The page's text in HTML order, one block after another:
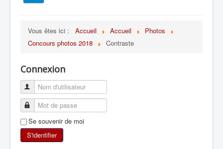
TOUT SUR LE GUMS
ESCALADE
ALPINISME
SKI DE RANDONNÉE
Vous êtes ici : Accueil Accueil
Photos
Concours photos 2018
Contraste
Connexion
Se souvenir de moi
S'identifier